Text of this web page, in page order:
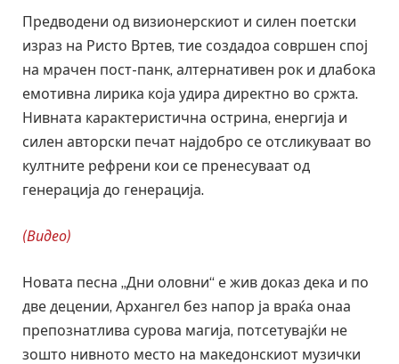
Предводени од визионерскиот и силен поетски
израз на Ристо Вртев, тие создадоа совршен спој
на мрачен пост-панк, алтернативен рок и длабока
емотивна лирика која удира директно во сржта.
Нивната карактеристична острина, енергија и
силен авторски печат најдобро се отсликуваат во
култните рефрени кои се пренесуваат од
генерација до генерација.
(Видео)
Новата песна „Дни оловни“ е жив доказ дека и по
две децении, Архангел без напор ја враќа онаа
препознатлива сурова магија, потсетувајќи не
зошто нивното место на македонскиот музички